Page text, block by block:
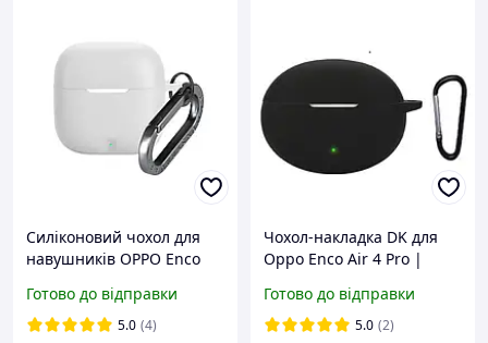
Силіконовий чохол для
навушників OPPO Enco
захисний кейс, з
карабіном, ультратонкий
Готово до відправки
5.0 (4)
Чохол-накладка DK для
Oppo Enco Air 4 Pro |
карабином (017987)
(black)
Готово до відправки
5.0 (2)